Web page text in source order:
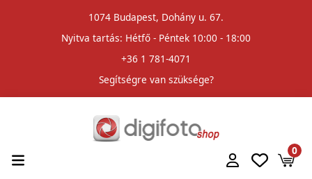
1074 Budapest, Dohány u. 67.
Nyitva tartás: Hétfő - Péntek 10:00 - 18:00
+36 1 781-4071
Segítségre van szüksége?
0